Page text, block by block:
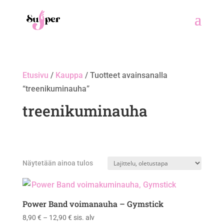
Etusivu / Kauppa / Tuotteet avainsanalla
“treenikuminauha”
treenikuminauha
Näytetään ainoa tulos
Power Band voimanauha – Gymstick
8,90 € – 12,90 €Hintaluokka:
sis. alv